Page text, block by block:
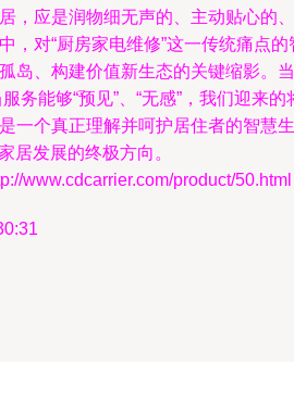
，应是润物细无声的、主动贴心的、
，对“厨房家电维修”这一传统痛点的
岛、构建价值新生态的关键缩影。当
务能够“预见”、“无感”，我们迎来的
一个真正理解并呵护居住者的智慧生
居发展的终极方向。
www.cdcarrier.com/product/50.html